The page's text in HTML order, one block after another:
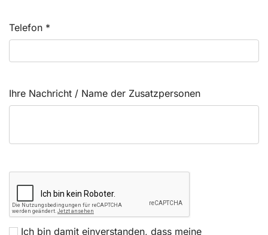
Telefon *
Ihre Nachricht / Name der Zusatzpersonen
Ich bin damit einverstanden, dass meine